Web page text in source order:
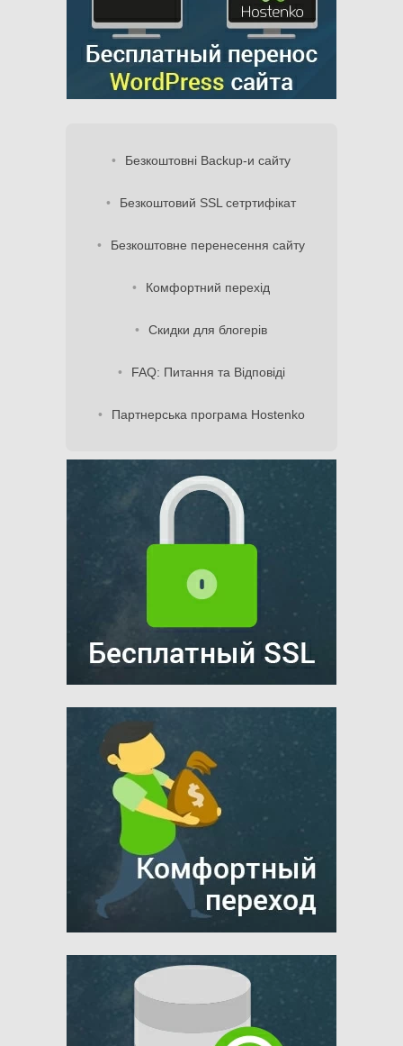
Безкоштовні Backup-и сайту
Безкоштовий SSL сетртифікат
Безкоштовне перенесення сайту
Комфортний перехід
Скидки для блогерів
FAQ: Питання та Відповіді
Партнерська програма Hostenko